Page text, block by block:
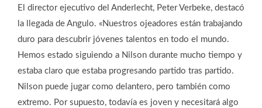
El director ejecutivo del Anderlecht, Peter Verbeke, destacó
la llegada de Angulo. «Nuestros ojeadores están trabajando
duro para descubrir jóvenes talentos en todo el mundo.
Hemos estado siguiendo a Nilson durante mucho tiempo y
estaba claro que estaba progresando partido tras partido.
Nilson puede jugar como delantero, pero también como
extremo. Por supuesto, todavía es joven y necesitará algo